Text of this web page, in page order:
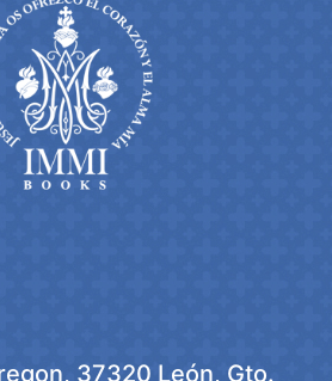
37320 León, Gto.